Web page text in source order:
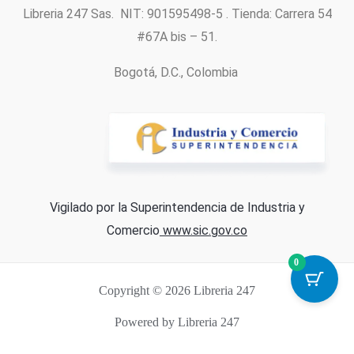
Libreria 247 Sas. NIT: 901595498-5 . Tienda: Carrera 54
#67A bis – 51.
Bogotá, D.C., Colombia
Vigilado por la Superintendencia de Industria y
Comercio www.sic.gov.co
Copyright © 2026 Libreria 247
Powered by Libreria 247
0